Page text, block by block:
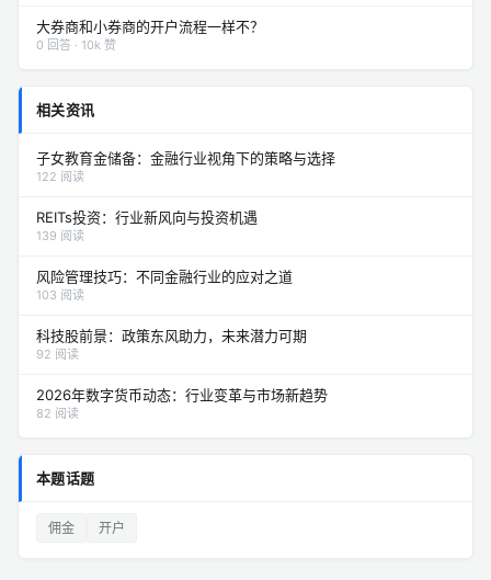
大券商和小券商的开户流程一样不？
0 回答 · 10k 赞
相关资讯
子女教育金储备：金融行业视角下的策略与选择
122 阅读
REITs投资：行业新风向与投资机遇
139 阅读
风险管理技巧：不同金融行业的应对之道
103 阅读
科技股前景：政策东风助力，未来潜力可期
92 阅读
2026年数字货币动态：行业变革与市场新趋势
82 阅读
本题话题
佣金 开户